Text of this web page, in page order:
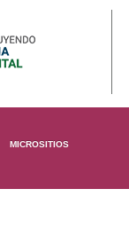
MICROSITIOS